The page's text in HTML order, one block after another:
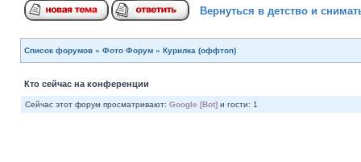
Вернуться в детство и
Список форумов » Фото Форум » Курилка (оффтоп)
Кто сейчас на конференции
Сейчас этот форум просматривают: Google [Bot] и гости: 1